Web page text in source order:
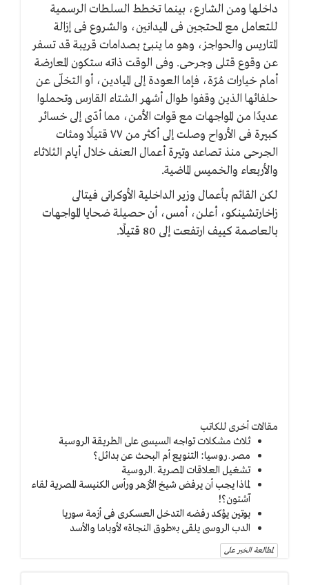
داخلها ومن الشارع، بينما تخطط السلطات الرسمية
للتعامل مع المحتجين فى الميدانين، والشروع فى إزالة
المتاريس والحواجز، وهو ما ينبئ بصدامات قريبة قد تسفر
عن وقوع قتلى وجرحى. وفى الوقت ذاته ستكون المعارضة
أمام خيارات مُرّة، فإما العودة إلى الميادين، أو التخلّى عن
حلفائها الذين وقفوا طوال أشهر الشتاء القارس وتحملوا
عديدًا من المواجهات مع قوات الأمن، مما أدّى إلى خسائر
كبيرة فى الأرواح وصلت إلى أكثر من ٧٧ قتيلًا ومئات
الجرحى منذ تصاعد وتيرة أعمال العنف خلال أيام الثلاثاء
والأربعاء والخميس الماضية.
لكن القائم بأعمال وزير الداخلية الأوكرانى فيتالى
زاخارتشينكو، أعلن، أمس، أن حصيلة ضحايا المواجهات
بالعاصمة كييف ارتفعت إلى 80 قتيلًا.
مقالات أخرى للكاتب
ثلاث مشكلات تواجه السيسى على الطريقة الروسية
مصر ـ روسيا: التنويع أم البحث عن بدائل؟
تشغيل العلاقات المصرية ـ الروسية
لماذا يجب أن يرفض شيخ الأزهر ورأس الكنيسة المصرية لقاء
آشتون؟!
بوتين يؤكد رفضه التدخل العسكرى فى أزمة سوريا
الدب الروسى يلقى بـ«طوق النجاة» لأوباما والأسد
لمطالعة الخبر على